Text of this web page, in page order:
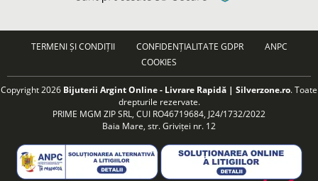
TERMENI ȘI CONDIȚII CONFIDENȚIALITATE GDPR
ANPC
COOKIES
Copyright 2026 Bijuterii Argint Online - Livrare Rapidă | Silverzone.ro. Toate
drepturile rezervate.
PRIME MGM ZIP SRL, CUI RO46719684, J24/1732/2022
Baia Mare, str. Griviței nr. 12